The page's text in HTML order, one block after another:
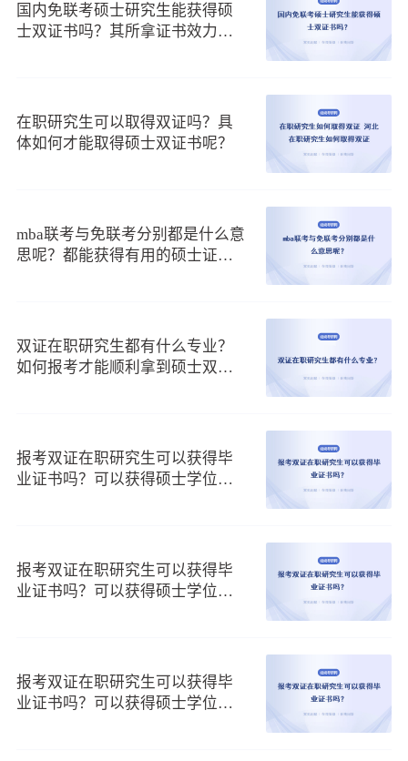
第二、国内免联考在职硕士靠谱程度
其实目前国内外合作办学开设的免联考在职硕士也是比较靠谱
不仅可以获得不需要国内联考就能轻松入学就读的机会，还能
在课程学习期间学到先进的课程，同时享受到国内外知名教授
专家的亲自授课，开阔自己的国际视野，同时结交更多的高端
（3）国内免联考硕士研究生能获得硕士双证书吗其
所拿证书效力如何呢
由于目前社会中很多企业对于员工的要求都在逐渐提高，不管
大家想要找一份心仪的工作，还是想在现在的工作基础上有更
综合实力去应对职场的要求。所以现在就有很多对自己的职场
未来有规划的在职者，开始关注起了一些靠谱的进修充电方
式。而在职研显然就是一个了，那么国内
硕士研究生能
获得硕士双证书吗？其所拿证书效力如何呢？
第一、国内免联考硕士研究生不能获得双证书
目前所有的在职研究生报考途径中，属于学历制教育能获得硕
士学位学历双证的，只有双证在职研究生一月联考这一种方
式。该方式是属于先考后学的报考途径，因此想要成功入学的
国性的统一联考考试，之后还有复试的考核然后才能顺利入
学，并且之后拿到硕士双证。而免联考硕士就读的都是国外高
校，国外高校一般都只颁发学位证书没有学历的概念，因此自
通过免联考的方式报考进修的话，大家毕业之后只能获得国外
院校颁发的硕士学位证书，不过该证书只要回到国内之后经教
育留学服务中心认证后，与国内双证书具有相同法律效益。因
国内免联考硕士研究生能获得硕
士双证书吗？其所拿证书效力如
在职研究生可以取得双证吗？具
体如何才能取得硕士双证书呢？
mba联考与免联考分别都是什么意
思呢？都能获得有用的硕士证书
双证在职研究生都有什么专业？
如何报考才能顺利拿到硕士双证
报考双证在职研究生可以获得毕
业证书吗？可以获得硕士学位证
报考双证在职研究生可以获得毕
业证书吗？可以获得硕士学位证
报考双证在职研究生可以获得毕
业证书吗？可以获得硕士学位证